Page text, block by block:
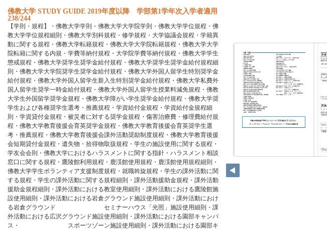
佛教大学 STUDY GUIDE 2019年度以降 学部第1学年次入学者適用
238/244
【学則・規程】・佛教大学学則・佛教大学大学院学則・佛教大学学位規程・佛
教大学学位規程細則・佛教大学別科規程・修学規程・大学協議会規程・学籍異
動に関する規程・佛教大学転籍規程・佛教大学大学院転籍規程・佛教大学大学
院転籍に関する内規・学費等納付規程・大学院学費等納付規程・佛教大学学生
懲戒規程・佛教大学奨学生奨学金給付規程・佛教大学奨学生奨学金給付規程細
則・佛教大学大学院奨学生奨学金給付規程・佛教大学外国人留学生特別奨学金
給付規程・佛教大学外国人留学生新入生特別奨学金給付規程・佛教大学私費外
国人留学生奨学一時金給付規程・佛教大学外国人留学生授業料減免規程・佛教
大学生外国留学奨学金規程・佛教大学障がい学生奨学金給付規程・佛教大学奨
学生および各種奨学生選考・推薦規程・学資給付金規程・学資給付金規程細
則・学資貸付金規程・被災者に対する奨学金規程・傷害治療費・修理費給付規
程・佛教大学教育後援会育英奨学金規程・佛教大学教育後援会育英奨学生選
考・推薦規程・佛教大学教育後援会課外活動奨励制度規程・佛教大学教育後援
会短期貸付金規程・遺失物・拾得物取扱規程・学生の施設使用に関する規程・
学友会会則・佛教大学におけるハラスメントに関する指針・ハラスメント相談
窓口に関する規程・鷹陵館利用規程・鹿渓館使用規程・鹿渓館使用規程細則・
佛教大学学生ボランティア支援制度規程・就職斡旋規程・学生の課外活動に関
する規程・学生の課外活動に関する規程細則・課外活動援助金規程・課外活動
援助金規程細則・課外活動における教室使用細則・課外活動における鷹陵館施
設使用細則・課外活動における岩倉グラウンド施設使用細則・課外活動におけ
る岩倉グラウンド セミナーハウス「光照」施設使用細則・課
外活動における広沢グラウンド施設使用細則・課外活動における園部キャンパ
ス・ スポーツゾーン施設使用細則・課外活動における園部キ